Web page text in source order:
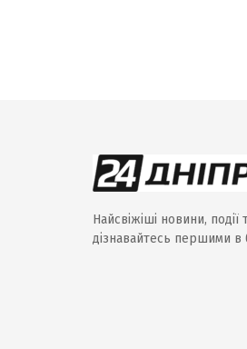
Найсвіжіші новини, події
дізнавайтесь першими в